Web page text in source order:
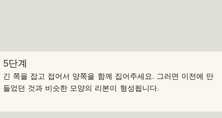
5단계
긴 쪽을 잡고 접어서 양쪽을 함께 집어주세요. 그러면 이전에 만
들었던 것과 비슷한 모양의 리본이 형성됩니다.